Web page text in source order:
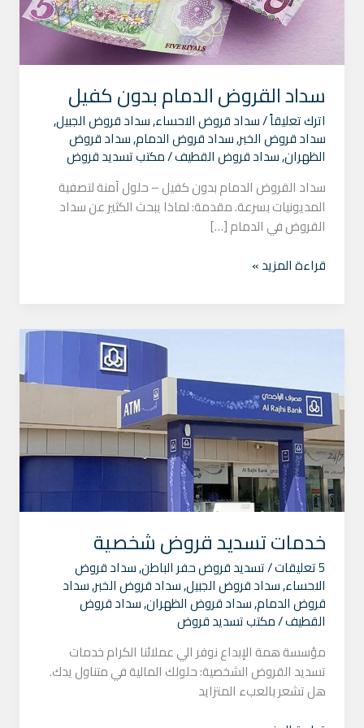
سداد القروض الدمام بدون كفيل
اترك تعليقاً/سداد قروض الاحساء,سداد قروض الجبيل,
سداد قروض الخبر,سداد قروض الدمام,سداد قروض
الظهران,سداد قروض القطيف/مكتب تسديد قروض
سداد القروض الدمام بدون كفيل – حلول آمنة لتصفية
المديونيات بسرعة. مقدمة: لماذا يبحث الكثير عن سداد
القروض في الدمام […]
قراءة المزيد »
خدمات تسديد قروض شخصية
5 تعليقات /تسديد قروض حفر الباطن,سداد قروض
الاحساء,سداد قروض الجبيل,سداد قروض الخبر,سداد
قروض الدمام,سداد قروض الظهران,سداد قروض
القطيف/مكتب تسديد قروض
مؤسسة همة الإبداع نوفر الي عملائنا الكرام خدمات
تسديد القروض الشخصية: حلولك المالية في متناول يدك.
هل تشعر بالعبء المتزايد
شخصية